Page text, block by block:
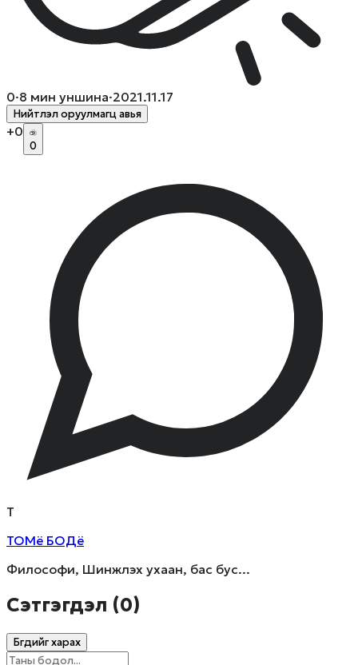
0·8 мин уншина·2021.11.17
Нийтлэл оруулмагц авья
+0
0
Т
ТОМё БОДё
Философи, Шинжлэх ухаан, бас бус...
Сэтгэгдэл (0)
Бүгдийг харах